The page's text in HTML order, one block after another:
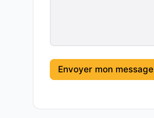
Envoyer mon message